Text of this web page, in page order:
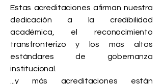
Estas acreditaciones afirman nuestra
dedicación a la credibilidad
académica, el reconocimiento
transfronterizo y los más altos
estándares de gobernanza
institucional.
...y más acreditaciones están